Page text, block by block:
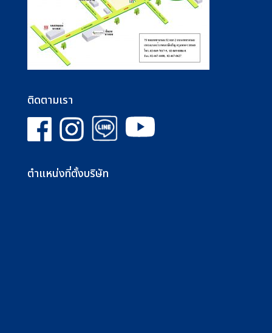
ติดตามเรา
ตำแหน่งที่ตั้งบริษัท